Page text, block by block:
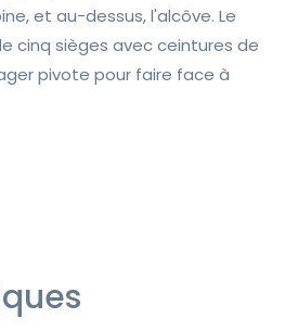
et au-dessus, l'alcôve. Le
cinq sièges avec ceintures de
pivote pour faire face à